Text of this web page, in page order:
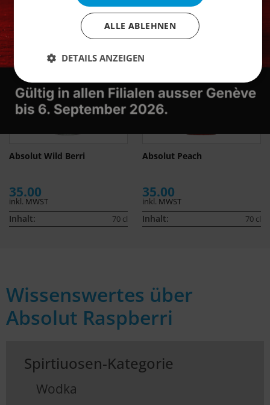
70 cl Inhalt:
Absolut Wild Berri
35.00
inkl. MWST
Inhalt: 70 cl
Absolut Peach
35.00
inkl. MWST
Inhalt: 70 cl
Wissenswertes über
Absolut Raspberri
Spirtiuosen-Kategorie
Wodka
ALLE ABLEHNEN
DETAILS ANZEIGEN